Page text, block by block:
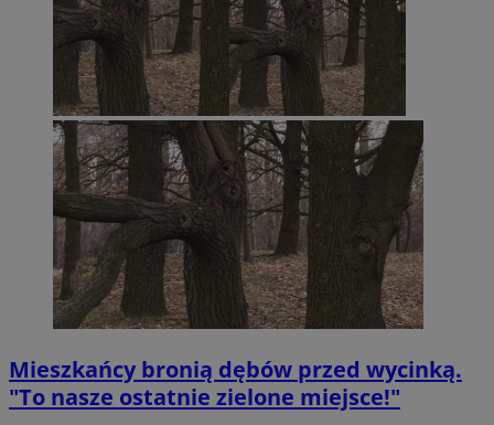
Mieszkańcy bronią dębów przed wycinką.
"To nasze ostatnie zielone miejsce!"